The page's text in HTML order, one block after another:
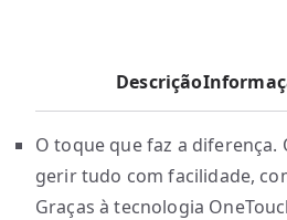
Descrição
O toque que faz a diferença.
gerir tudo com facilidade,
Graças à tecnologia